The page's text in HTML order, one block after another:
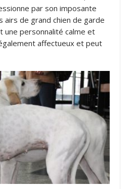
par son imposante
airs de grand chien de garde
une personnalité calme et
affectueux et peut